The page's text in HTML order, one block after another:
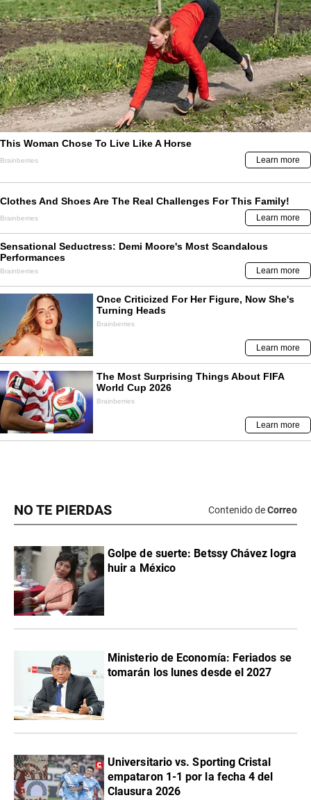
NO TE PIERDAS Contenido deCorreo
Golpe de suerte: Betssy Chávez logra
huir a México
Ministerio de Economía: Feriados se
tomarán los lunes desde el 2027
Universitario vs. Sporting Cristal
empataron 1-1 por la fecha 4 del
Clausura 2026